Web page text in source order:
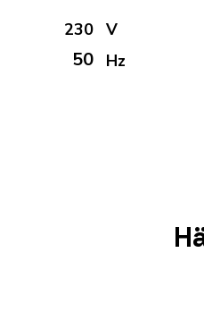
230
50
V
Hz